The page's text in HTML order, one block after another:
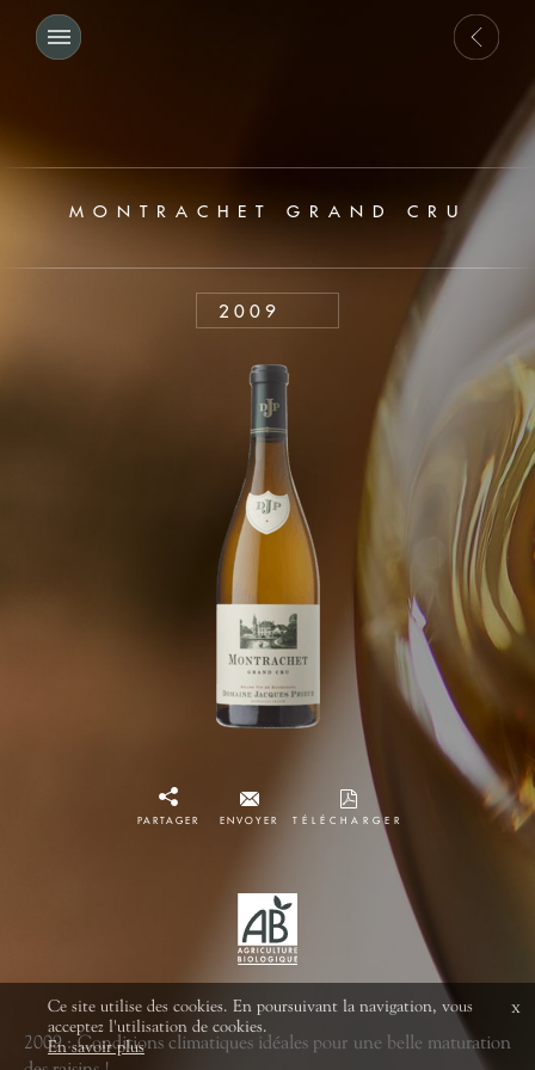
MONTRACHET GRAND CRU
2009
PARTAGER ENVOYER TÉLÉCHARGER
2009 : Conditions climatiques idéales pour une belle maturation
Ce site utilise des cookies. En poursuivant la navigation, vous
acceptez l'utilisation de cookies.
En savoir plus
x